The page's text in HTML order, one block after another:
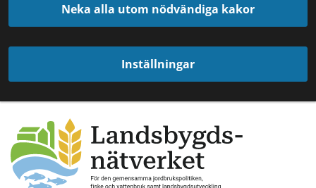
Neka alla utom nödvändiga kakor
Inställningar